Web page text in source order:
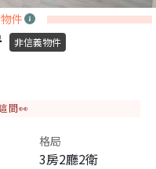
件
非信義物件
間👀
格局
3房2廳2衛